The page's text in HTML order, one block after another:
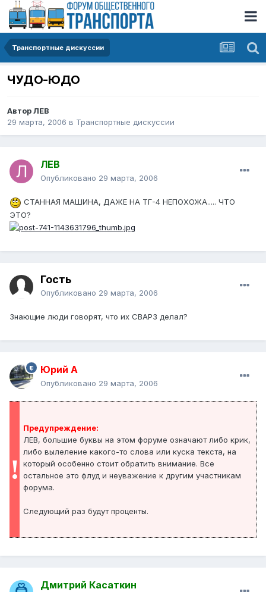
Транспортные дискуссии
ЧУДО-ЮДО
АвторЛЕВ
29 марта, 2006 в Транспортные дискуссии
ЛЕВ
Опубликовано 29 марта, 2006
СТАННАЯ МАШИНА, ДАЖЕ НА ТГ-4 НЕПОХОЖА..... ЧТО
ЭТО?
Гость
Опубликовано 29 марта, 2006
Знающие люди говорят, что их СВАРЗ делал?
Юрий А
Опубликовано 29 марта, 2006
!
Предупреждение:
ЛЕВ, большие буквы на этом форуме означают либо крик,
либо вылеление какого-то слова или куска текста, на
который особенно стоит обратить внимание. Все
остальное это флуд и неуважение к другим участникам
форума.
Следующий раз будут проценты.
Дмитрий Касаткин